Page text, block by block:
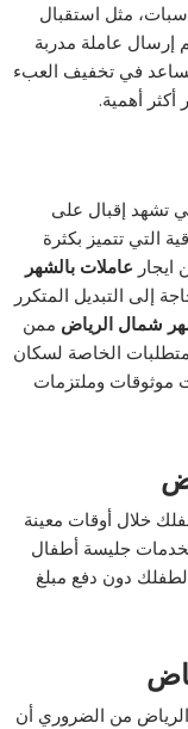
مثل استقبال
إرسال عاملة مدربة
تساعد في تخفيف العبء
أهمية.
تشهد إقبال على
التي تتميز بكثرة
عاملات بالشهر
إلى التبديل المتكرر
شمال الرياض ممن
الخاصة لسكان
موثوقات وملتزمات
خلال أوقات معينة
بخدمات جليسة أطفال
دون دفع مبلغ
من الضروري أن